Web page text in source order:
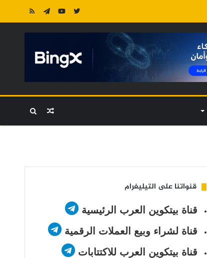
بحث مقال
قنواتنا على التيليغرام
قناة بيتكوين العرب الرئيسية
قناة لشراء وبيع العملات الرقمية
قناة بيتكوين العرب للاكتتابات